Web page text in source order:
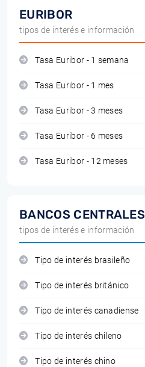
EURIBOR
tipos de interés e información
Tasa Euribor - 1 semana
Tasa Euribor - 1 mes
Tasa Euribor - 3 meses
Tasa Euribor - 6 meses
Tasa Euribor - 12 meses
BANCOS CENTRALES
tipos de interés e información
Tipo de interés brasileño
Tipo de interés británico
Tipo de interés canadiense
Tipo de interés chileno
Tipo de interés chino